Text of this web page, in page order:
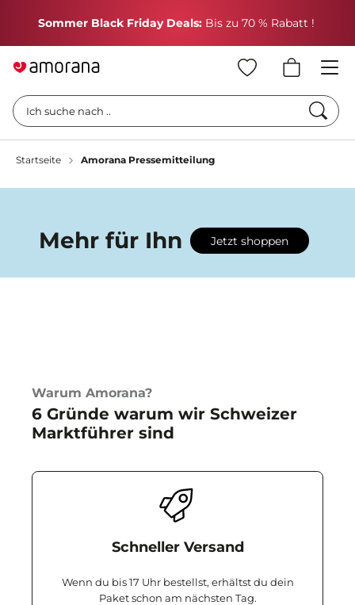
Sommer Black Friday Deals: Bis zu 70 % Rabatt !
Ich suche nach ..
Startseite Amorana Pressemitteilung
Mehr für Ihn Jetzt shoppen
Warum Amorana?
6 Gründe warum wir Schweizer
Marktführer sind
Schneller Versand
Wenn du bis 17 Uhr bestellst, erhältst du dein
Paket schon am nächsten Tag.